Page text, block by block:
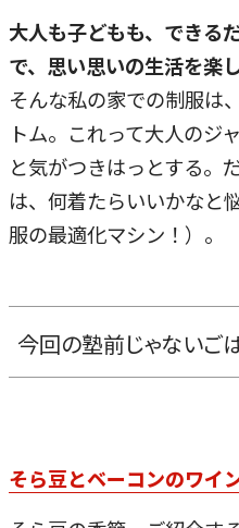
大人も子どもも、できる
で、思い思いの生活を楽
そんな私の家での制服は
トム。これって大人のジ
と気がつきはっとする。
は、何着たらいいかなと
服の最適化マシン！）。
今回の塾前じゃないご
そら豆とベーコンのワイ